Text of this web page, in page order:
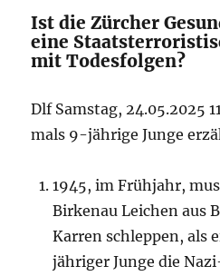
Ist die Zürcher
eine
mit Todesfolgen?
Dlf Samstag, 24.05.2025
mals 9-jährige Junge
1945, im Frühjahr,
Birkenau Leichen aus
Karren schleppen, als
jähriger Junge die